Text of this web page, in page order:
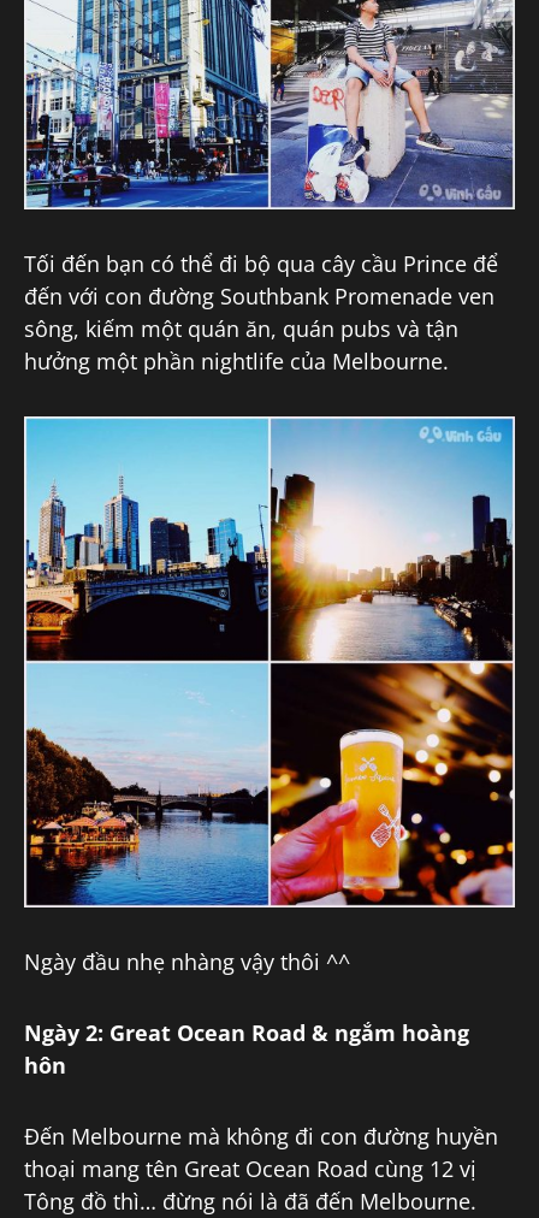
Tối đến bạn có thể đi bộ qua cây cầu Prince để
đến với con đường Southbank Promenade ven
sông, kiếm một quán ăn, quán pubs và tận
hưởng một phần nightlife của Melbourne.
Ngày đầu nhẹ nhàng vậy thôi ^^
Ngày 2: Great Ocean Road & ngắm hoàng
hôn
Đến Melbourne mà không đi con đường huyền
thoại mang tên Great Ocean Road cùng 12 vị
Tông đồ thì… đừng nói là đã đến Melbourne.